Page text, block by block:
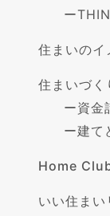
ー
住まいのイ
住まいづく
ー資金
ー建て
Home
いい住まい